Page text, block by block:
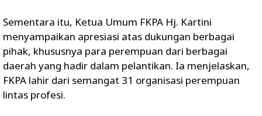
Sementara itu, Ketua Umum FKPA Hj. Kartini
menyampaikan apresiasi atas dukungan berbagai
pihak, khususnya para perempuan dari berbagai
daerah yang hadir dalam pelantikan. Ia menjelaskan,
FKPA lahir dari semangat 31 organisasi perempuan
lintas profesi.